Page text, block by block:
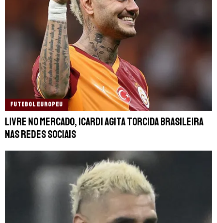
FUTEBOL EUROPEU
Livre no mercado, Icardi agita torcida brasileira
nas redes sociais